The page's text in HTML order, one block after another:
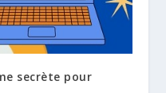
secrète pour